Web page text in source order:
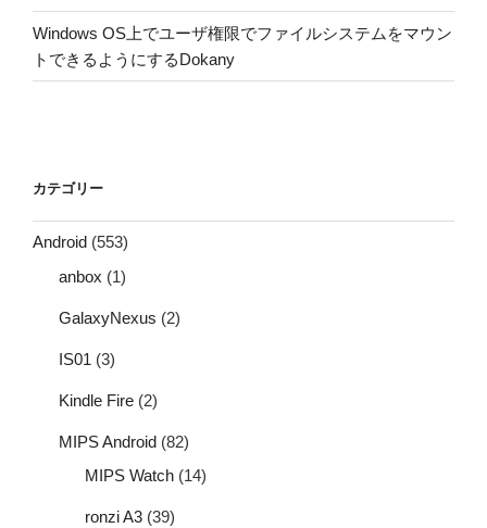
Windows OS上でユーザ権限でファイルシステムをマウン
トできるようにするDokany
カテゴリー
Android (553)
anbox (1)
GalaxyNexus (2)
IS01 (3)
Kindle Fire (2)
MIPS Android (82)
MIPS Watch (14)
ronzi A3 (39)